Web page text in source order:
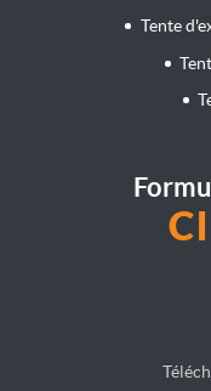
Tente